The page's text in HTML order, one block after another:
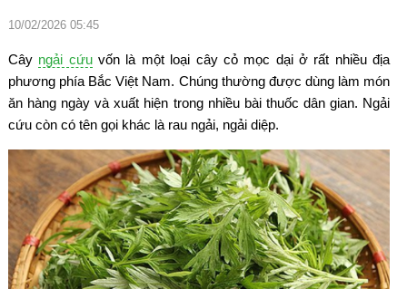
10/02/2026 05:45
Cây ngải cứuvốn là một loại cây cỏ mọc dại ở rất nhiều địa
phương phía Bắc Việt Nam. Chúng thường được dùng làm món
ăn hàng ngày và xuất hiện trong nhiều bài thuốc dân gian. Ngải
cứu còn có tên gọi khác là rau ngải, ngải diệp.